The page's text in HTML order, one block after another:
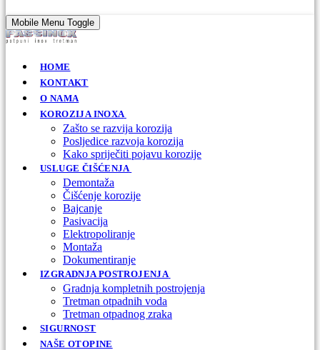
Mobile Menu Toggle
HOME
KONTAKT
O NAMA
KOROZIJA INOXA
Zašto se razvija korozija
Posljedice razvoja korozija
Kako spriječiti pojavu korozije
USLUGE ČIŠĆENJA
Demontaža
Čišćenje korozije
Bajcanje
Pasivacija
Elektropoliranje
Montaža
Dokumentiranje
IZGRADNJA POSTROJENJA
Gradnja kompletnih postrojenja
Tretman otpadnih voda
Tretman otpadnog zraka
SIGURNOST
NAŠE OTOPINE